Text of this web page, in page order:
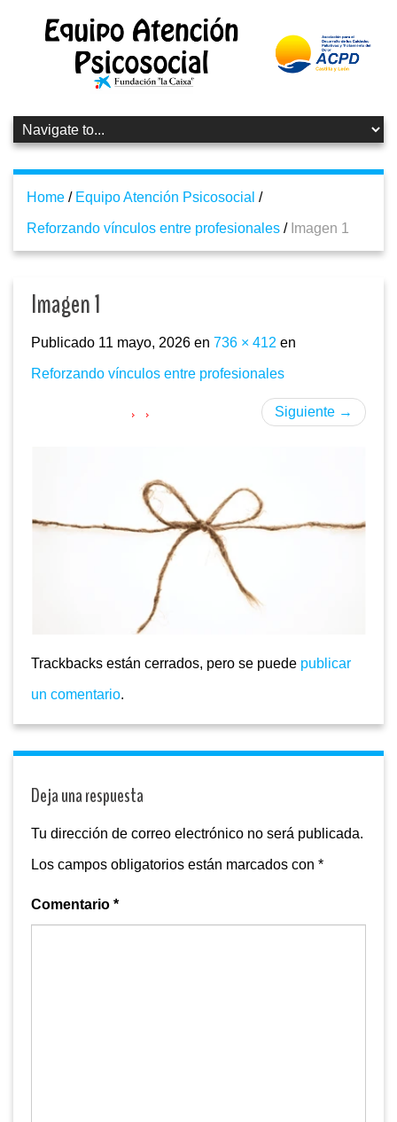
Home / Equipo Atención Psicosocial /
Reforzando vínculos entre profesionales / Imagen 1
Imagen 1
Publicado 11 mayo, 2026 en 736 × 412 en
Reforzando vínculos entre profesionales
Siguiente →
Trackbacks están cerrados, pero se puede publicar
un comentario.
Deja una respuesta
Tu dirección de correo electrónico no será publicada.
Los campos obligatorios están marcados con *
Comentario *